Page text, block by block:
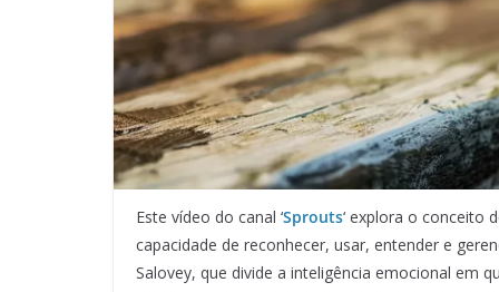
Este vídeo do canal ‘Sprouts‘ explora o conceito
capacidade de reconhecer, usar, entender e
Salovey, que divide a inteligência emocional em